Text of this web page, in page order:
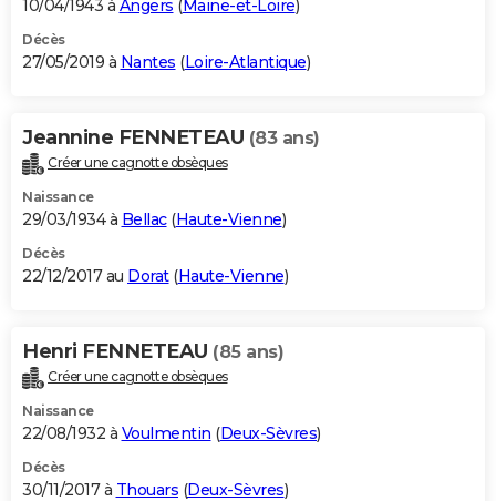
10/04/1943 à Angers ( Maine-et-Loire)
Décès
27/05/2019 à Nantes (Loire-Atlantique)
Jeannine FENNETEAU (83 ans)
Créer une cagnotte obsèques
Naissance
29/03/1934 à Bellac(Haute-Vienne)
Décès
22/12/2017 au Dorat(Haute-Vienne)
Henri FENNETEAU (85 ans)
Créer une cagnotte obsèques
Naissance
22/08/1932 à Voulmentin (Deux-Sèvres)
Décès
30/11/2017 à Thouars (Deux-Sèvres)